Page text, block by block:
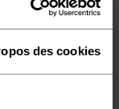
des cookies